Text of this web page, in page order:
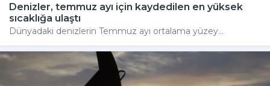
Denizler, temmuz ayı için kaydedilen en yüksek
sıcaklığa ulaştı
Dünyadaki denizlerin Temmuz ayı ortalama yüzey...